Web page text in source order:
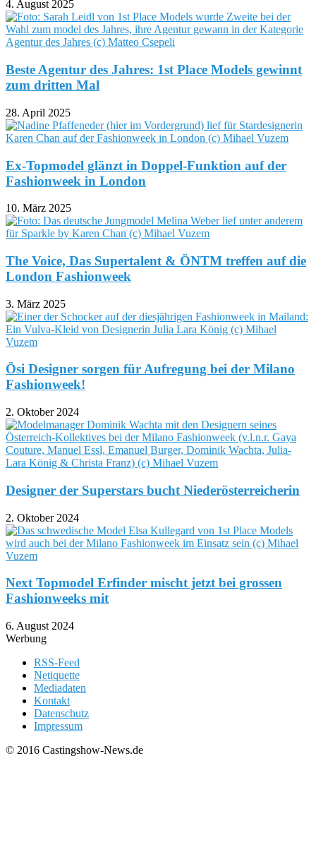
4. August 2025
Beste Agentur des Jahres: 1st Place Models gewinnt
zum dritten Mal
28. April 2025
Ex-Topmodel glänzt in Doppel-Funktion auf der
Fashionweek in London
10. März 2025
The Voice, Das Supertalent & ÖNTM treffen auf die
London Fashionweek
3. März 2025
Ösi Designer sorgen für Aufregung bei der Milano
Fashionweek!
2. Oktober 2024
Designer der Superstars bucht Niederösterreicherin
2. Oktober 2024
Next Topmodel Erfinder mischt jetzt bei grossen
Fashionweeks mit
6. August 2024
Werbung
RSS-Feed
Netiquette
Mediadaten
Kontakt
Datenschutz
Impressum
© 2016 Castingshow-News.de